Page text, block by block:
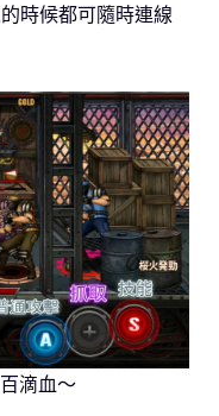
時候都可隨時連線
滴血～